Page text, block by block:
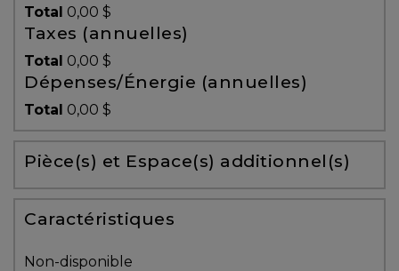
ACHAT
Alerte
immobilière
Avec
un
courtier
vous
Total 0,00 $
Taxes (annuelles)
Total 0,00 $
Dépenses/Énergie (annuelles)
Total 0,00 $
Pièce(s) et Espace(s) additionnel(s)
Caractéristiques
Non-disponible